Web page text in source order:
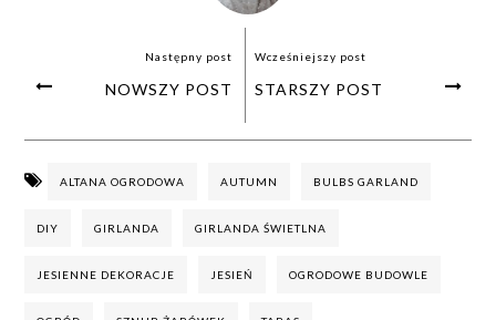
Następny post
NOWSZY POST
Wcześniejszy post
STARSZY POST
ALTANA OGRODOWA AUTUMN BULBS GARLAND
DIY GIRLANDA GIRLANDA ŚWIETLNA
JESIENNE DEKORACJE JESIEŃ OGRODOWE BUDOWLE